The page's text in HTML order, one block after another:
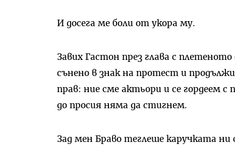
И досега ме боли от укора му.
Завих Гастон през глава с
сънено в знак на протест и
прав: ние сме актьори и се гордеем с
до просия няма да стигнем.
Зад мен Браво теглеше каручката